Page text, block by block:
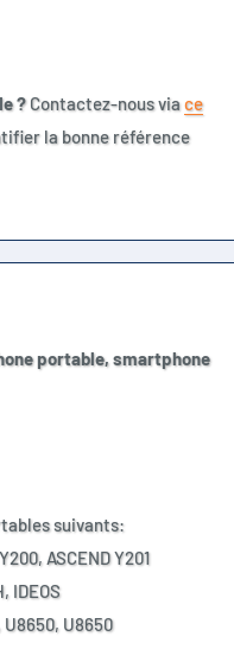
?Contactez-nous viace
la bonne référence
portable, smartphone
suivants:
ASCEND Y201
IDEOS
U8650, U8650